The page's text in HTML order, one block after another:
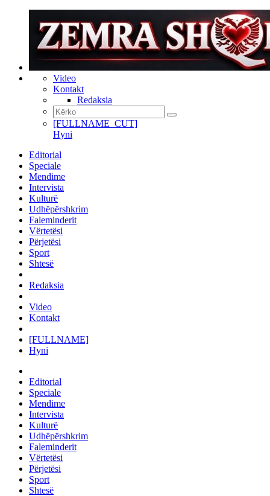
Video
Kontakt
Redaksia
[FULLNAME_CUT]
Hyni
Editorial
Speciale
Mendime
Intervista
Kulturë
Udhëpërshkrim
Faleminderit
Vërtetësi
Përjetësi
Sport
Shtesë
Redaksia
Video
Kontakt
[FULLNAME]
Hyni
Editorial
Speciale
Mendime
Intervista
Kulturë
Udhëpërshkrim
Faleminderit
Vërtetësi
Përjetësi
Sport
Shtesë